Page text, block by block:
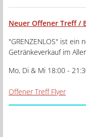
Neuer Offener Treff /
"GRENZENLOS" ist ein
Getränkeverkauf im
Mo, Di & Mi 18:00 -
Offener Treff Flyer